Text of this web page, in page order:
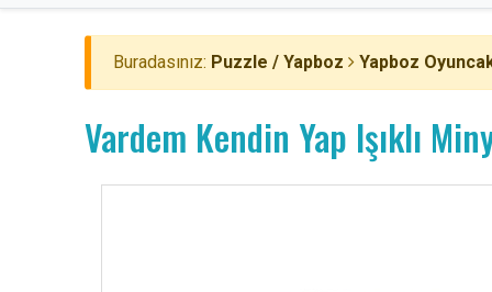
Buradasınız: Puzzle / Yapboz Yapboz
Vardem Kendin Yap Işıklı